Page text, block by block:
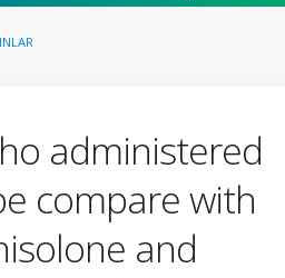
administered
compare with
and